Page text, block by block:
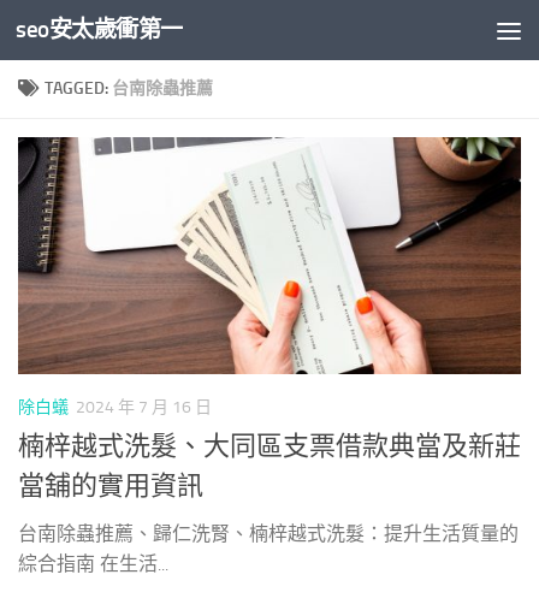
Skip to content
seo安太歲衝第一
TAGGED: 台南除蟲推薦
除白蟻 2024 年 7 月 16 日
楠梓越式洗髮、大同區支票借款典當及新莊
當舖的實用資訊
台南除蟲推薦、歸仁洗腎、楠梓越式洗髮：提升生活質量的
綜合指南 在生活...